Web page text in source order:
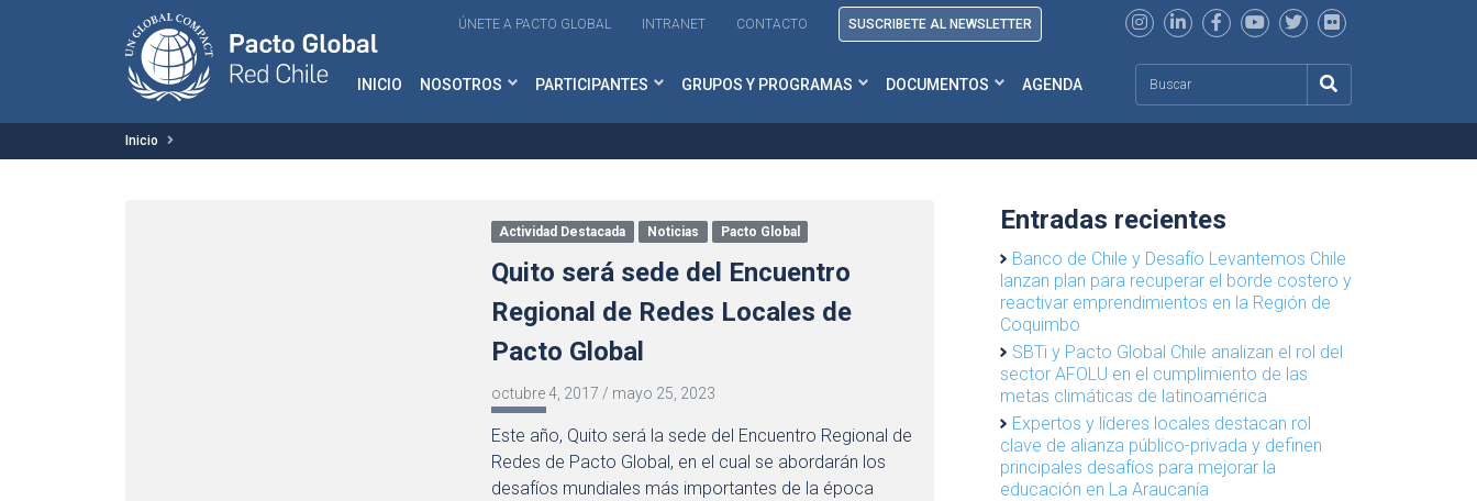
ÚNETE A PACTO GLOBAL INTRANET CONTACTO SUSCRIBETE AL NEWSLETTER
INICIO NOSOTROS PARTICIPANTES GRUPOS Y PROGRAMAS DOCUMENTOS AGENDA
Inicio
Actividad Destacada Noticias Pacto Global
Quito será sede del Encuentro
Regional de Redes Locales de
Pacto Global
octubre 4, 2017 / mayo 25, 2023
Este año, Quito será la sede del Encuentro Regional de
Redes de Pacto Global, en el cual se abordarán los
desafíos mundiales más importantes de la época
Entradas recientes
Banco de Chile y Desafío Levantemos Chile
lanzan plan para recuperar el borde costero y
reactivar emprendimientos en la Región de
Coquimbo
SBTi y Pacto Global Chile analizan el rol del
sector AFOLU en el cumplimiento de las
metas climáticas de latinoamérica
Expertos y líderes locales destacan rol
clave de alianza público-privada y definen
principales desafíos para mejorar la
educación en La Araucanía